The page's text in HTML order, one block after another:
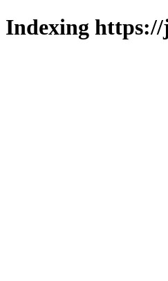
Indexing https://